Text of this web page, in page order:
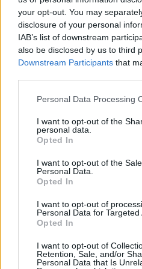
your opt-out. You may
disclosure of your personal
IAB’s list of downstream
also be disclosed by us to third
Downstream Participants that
Personal Data Processing
I want to opt-out of the
personal data.
Opted In
I want to opt-out of the
Personal Data.
Opted In
I want to opt-out of
Personal Data for Targeted
Opted In
I want to opt-out of
Retention, Sale, and/or
Personal Data that Is
Πηγή: ΑΠΕ-ΜΠΕ
Newsroom